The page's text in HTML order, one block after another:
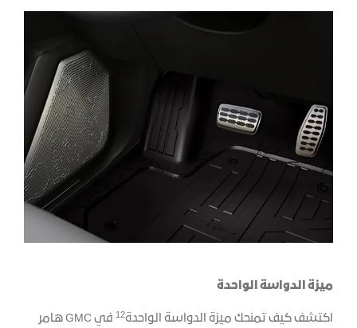
ميزة الدواسة الواحدة
اكتشف كيف تمنحك ميزة الدواسة الواحدة12
في GMC هامر